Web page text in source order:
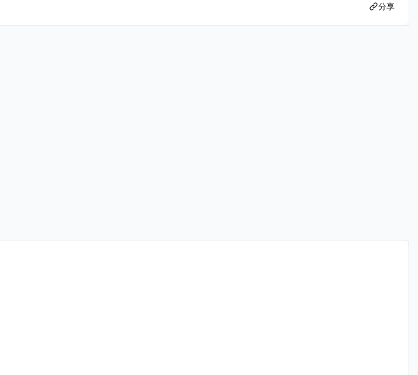
分享